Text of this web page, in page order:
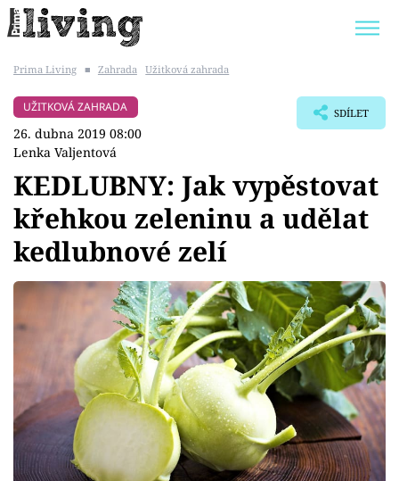
BYDLENÍ SLAVNÝCH
Témata
Bydlení
Zahrada
Design
Sledujte prima+
Přihlášení
Prima Living ■ Zahrada Užitková zahrada
UŽITKOVÁ ZAHRADA
26. dubna 2019 08:00
Lenka Valjentová
SDÍLET
KEDLUBNY: Jak vypěstovat
křehkou zeleninu a udělat
kedlubnové zelí